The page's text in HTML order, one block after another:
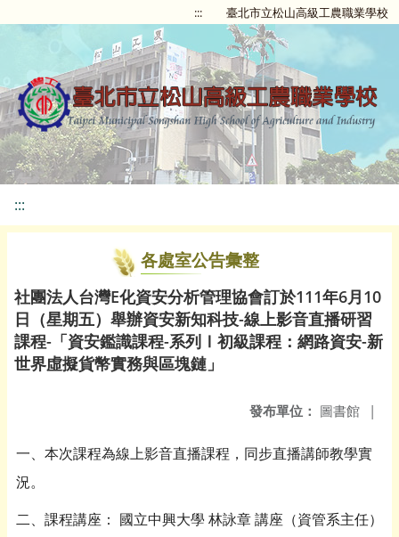
::: 臺北市立松山高級工農職業學校
:::
各處室公告彙整
社團法人台灣E化資安分析管理協會訂於111年6月10
日（星期五）舉辦資安新知科技-線上影音直播研習
課程-「資安鑑識課程-系列Ⅰ初級課程：網路資安-新
世界虛擬貨幣實務與區塊鏈」
發布單位： 圖書館 |
一、本次課程為線上影音直播課程，同步直播講師教學實
況。
二、課程講座： 國立中興大學 林詠章 講座（資管系主任）